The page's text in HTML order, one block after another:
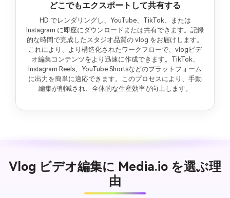
どこでもエクスポートして共有する
HD でレンダリングし、YouTube、TikTok、または
Instagram に即座にダウンロードまたは共有できます。記録
的な時間で完成したスタジオ品質の vlog をお届けします。
これにより、より構造化されたワークフローで、vlogビデ
オ編集コンテンツをより迅速に作成できます。TikTok、
Instagram Reels、YouTube Shortsなどのプラットフォーム
に出力を簡単に適応できます。このプロセスにより、手動
編集が削減され、全体的な生産効率が向上します。
Vlog ビデオ編集に Media.io を選ぶ理
由